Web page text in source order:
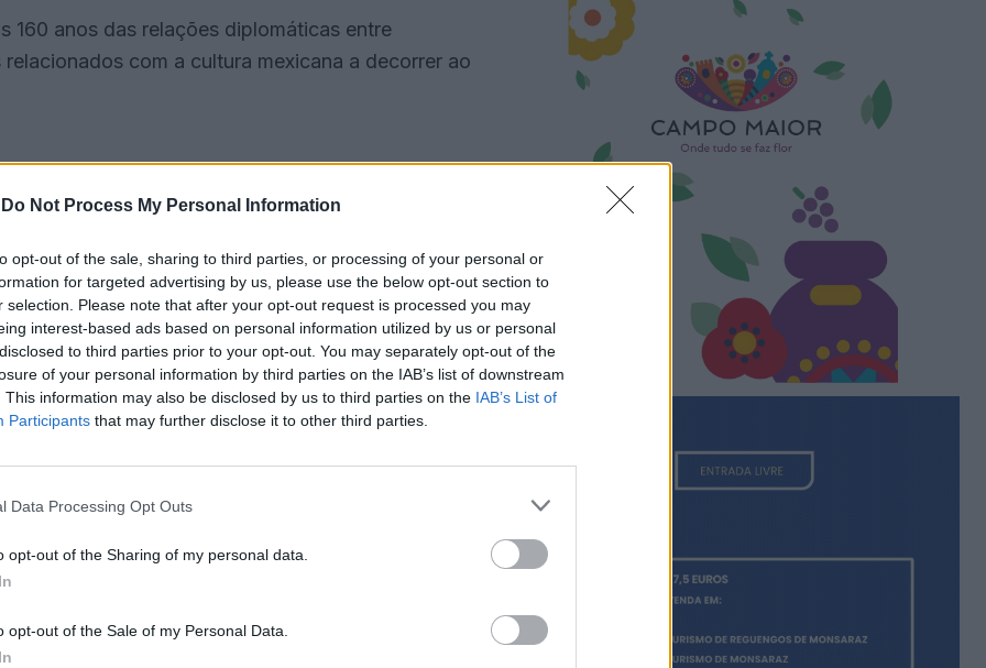
Do Not Process My Personal Information
opt-out of the sale, sharing to third parties, or processing of your personal or
for targeted advertising by us, please use the below opt-out section to
selection. Please note that after your opt-out request is processed you may
interest-based ads based on personal information utilized by us or personal
to third parties prior to your opt-out. You may separately opt-out of the
of your personal information by third parties on the IAB’s list of downstream
This information may also be disclosed by us to third parties on the IAB’s List of
Participants that may further disclose it to other third parties.
Data Processing Opt Outs
opt-out of the Sharing of my personal data.
opt-out of the Sale of my Personal Data.
160 anos das relações diplomáticas entre
com a cultura mexicana a decorrer ao
três toiros da Ganadaria Varela Crujo, sendo
Telles Bastos, pelo rejoneador Emiliano
de São Manços e Redondo.